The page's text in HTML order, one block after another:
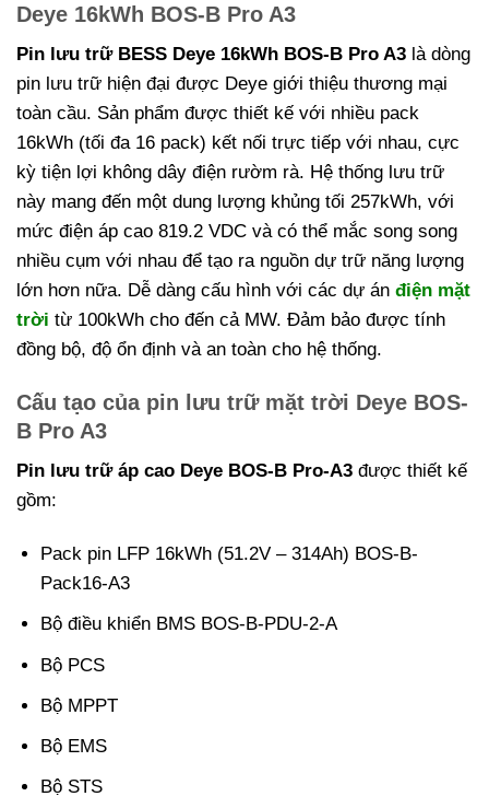
Deye 16kWh BOS-B Pro A3
Pin lưu trữ BESS Deye 16kWh BOS-B Pro A3 là dòng
pin lưu trữ hiện đại được Deye giới thiệu thương mại
toàn cầu. Sản phẩm được thiết kế với nhiều pack
16kWh (tối đa 16 pack) kết nối trực tiếp với nhau, cực
kỳ tiện lợi không dây điện rườm rà. Hệ thống lưu trữ
này mang đến một dung lượng khủng tối 257kWh, với
mức điện áp cao 819.2 VDC và có thể mắc song song
nhiều cụm với nhau để tạo ra nguồn dự trữ năng lượng
lớn hơn nữa. Dễ dàng cấu hình với các dự án điện mặt
trời từ 100kWh cho đến cả MW. Đảm bảo được tính
đồng bộ, độ ổn định và an toàn cho hệ thống.
Cấu tạo của pin lưu trữ mặt trời Deye BOS-
B Pro A3
Pin lưu trữ áp cao Deye BOS-B Pro-A3 được thiết kế
gồm:
Pack pin LFP 16kWh (51.2V – 314Ah) BOS-B-
Pack16-A3
Bộ điều khiển BMS BOS-B-PDU-2-A
Bộ PCS
Bộ MPPT
Bộ EMS
Bộ STS